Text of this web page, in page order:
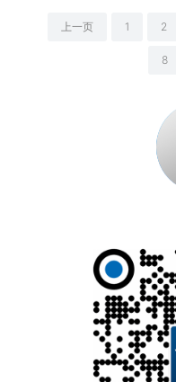
上一页 1 2
8